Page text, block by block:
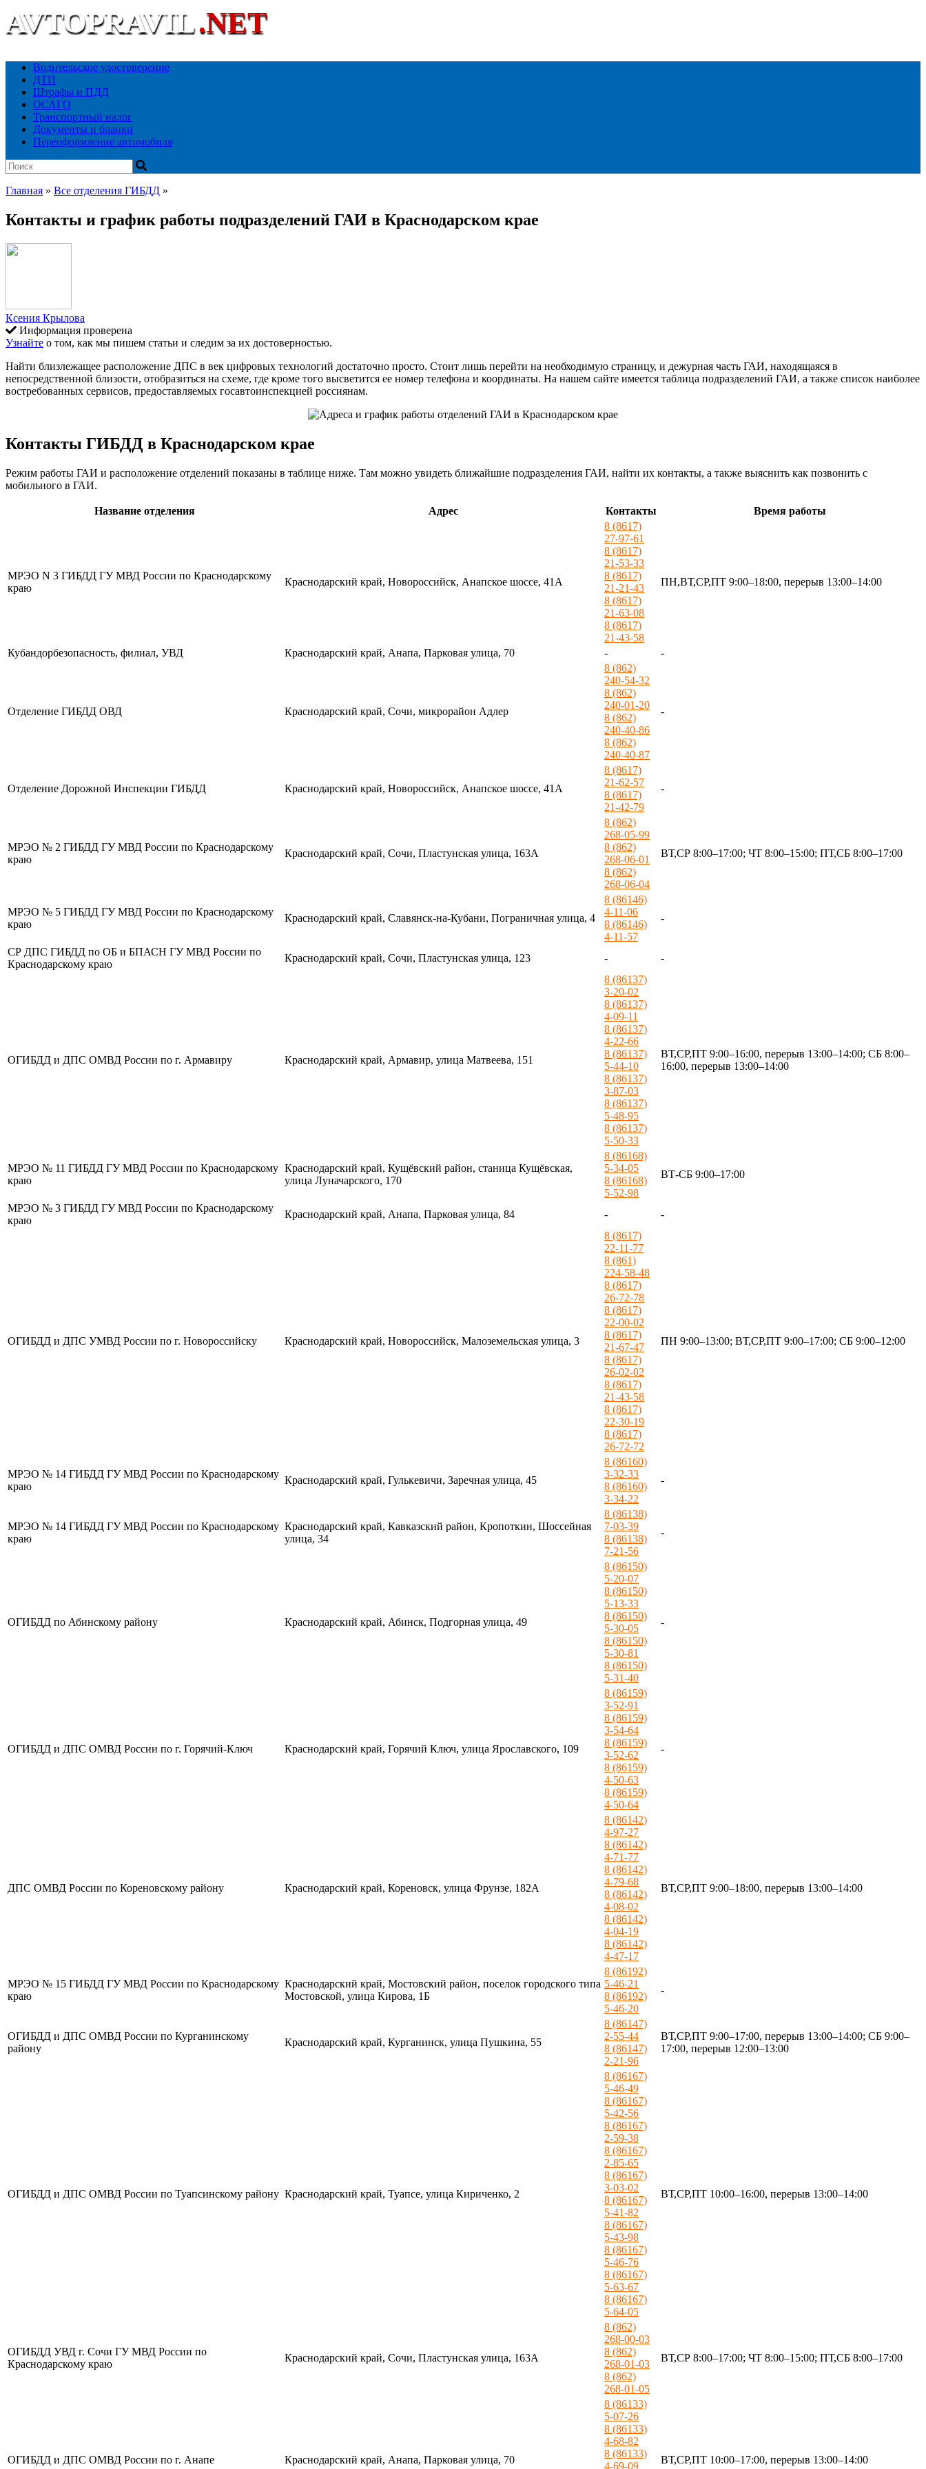
AVTOPRAVIL.NET
Водительское удостоверение
ДТП
Штрафы и ПДД
ОСАГО
Транспортный налог
Документы и бланки
Переоформление автомобиля
Главная » Все отделения ГИБДД »
Контакты и график работы подразделений ГАИ в Краснодарском крае
Ксения Крылова
Информация проверена
Узнайте о том, как мы пишем статьи и следим за их достоверностью.
Найти близлежащее расположение ДПС в век цифровых технологий достаточно просто. Стоит лишь перейти на необходимую страницу, и дежурная часть ГАИ, находящаяся в
непосредственной близости, отобразиться на схеме, где кроме того высветится ее номер телефона и координаты. На нашем сайте имеется таблица подразделений ГАИ, а также список наиболее
востребованных сервисов, предоставляемых госавтоинспекцией россиянам.
Контакты ГИБДД в Краснодарском крае
Режим работы ГАИ и расположение отделений показаны в таблице ниже. Там можно увидеть ближайшие подразделения ГАИ, найти их контакты, а также выяснить как позвонить с
мобильного в ГАИ.
Название отделения Адрес Контакты Время работы
МРЭО N 3 ГИБДД ГУ МВД России по Краснодарскому
краю
Краснодарский край, Новороссийск, Анапское шоссе, 41А
8 (8617)
27-97-61
8 (8617)
21-53-33
8 (8617)
21-21-43
8 (8617)
21-63-08
8 (8617)
21-43-58
ПН,ВТ,СР,ПТ 9:00–18:00, перерыв 13:00–14:00
Кубандорбезопасность, филиал, УВД Краснодарский край, Анапа, Парковая улица, 70 - -
Отделение ГИБДД ОВД Краснодарский край, Сочи, микрорайон Адлер
8 (862)
240-54-32
8 (862)
240-01-20
8 (862)
240-40-86
8 (862)
240-40-87
-
Отделение Дорожной Инспекции ГИБДД Краснодарский край, Новороссийск, Анапское шоссе, 41А
8 (8617)
21-62-57
8 (8617)
21-42-79
-
МРЭО № 2 ГИБДД ГУ МВД России по Краснодарскому
краю
Краснодарский край, Сочи, Пластунская улица, 163А
8 (862)
268-05-99
8 (862)
268-06-01
8 (862)
268-06-04
ВТ,СР 8:00–17:00; ЧТ 8:00–15:00; ПТ,СБ 8:00–17:00
МРЭО № 5 ГИБДД ГУ МВД России по Краснодарскому
краю
Краснодарский край, Славянск-на-Кубани, Пограничная улица, 4
8 (86146)
4-11-06
8 (86146)
4-11-57
-
СР ДПС ГИБДД по ОБ и БПАСН ГУ МВД России по
Краснодарскому краю
Краснодарский край, Сочи, Пластунская улица, 123 - -
ОГИБДД и ДПС ОМВД России по г. Армавиру Краснодарский край, Армавир, улица Матвеева, 151
8 (86137)
3-20-02
8 (86137)
4-09-11
8 (86137)
4-22-66
8 (86137)
5-44-10
8 (86137)
3-87-03
8 (86137)
5-48-95
8 (86137)
5-50-33
ВТ,СР,ПТ 9:00–16:00, перерыв 13:00–14:00; СБ 8:00–
16:00, перерыв 13:00–14:00
МРЭО № 11 ГИБДД ГУ МВД России по Краснодарскому
краю
Краснодарский край, Кущёвский район, станица Кущёвская,
улица Луначарского, 170
8 (86168)
5-34-05
8 (86168)
5-52-98
ВТ-СБ 9:00–17:00
МРЭО № 3 ГИБДД ГУ МВД России по Краснодарскому
краю
Краснодарский край, Анапа, Парковая улица, 84 - -
ОГИБДД и ДПС УМВД России по г. Новороссийску Краснодарский край, Новороссийск, Малоземельская улица, 3
8 (8617)
22-11-77
8 (861)
224-58-48
8 (8617)
26-72-78
8 (8617)
22-00-02
8 (8617)
21-67-47
8 (8617)
26-02-02
8 (8617)
21-43-58
8 (8617)
22-30-19
8 (8617)
26-72-72
ПН 9:00–13:00; ВТ,СР,ПТ 9:00–17:00; СБ 9:00–12:00
МРЭО № 14 ГИБДД ГУ МВД России по Краснодарскому
краю
Краснодарский край, Гулькевичи, Заречная улица, 45
8 (86160)
3-32-33
8 (86160)
3-34-22
-
МРЭО № 14 ГИБДД ГУ МВД России по Краснодарскому
краю
Краснодарский край, Кавказский район, Кропоткин, Шоссейная
улица, 34
8 (86138)
7-03-39
8 (86138)
7-21-56
-
ОГИБДД по Абинскому району Краснодарский край, Абинск, Подгорная улица, 49
8 (86150)
5-20-07
8 (86150)
5-13-33
8 (86150)
5-30-05
8 (86150)
5-30-81
8 (86150)
5-31-40
-
ОГИБДД и ДПС ОМВД России по г. Горячий-Ключ Краснодарский край, Горячий Ключ, улица Ярославского, 109
8 (86159)
3-52-91
8 (86159)
3-54-64
8 (86159)
3-52-62
8 (86159)
4-50-63
8 (86159)
4-50-64
-
ДПС ОМВД России по Кореновскому району Краснодарский край, Кореновск, улица Фрунзе, 182А
8 (86142)
4-97-27
8 (86142)
4-71-77
8 (86142)
4-79-68
8 (86142)
4-08-02
8 (86142)
4-04-19
8 (86142)
4-47-17
ВТ,СР,ПТ 9:00–18:00, перерыв 13:00–14:00
МРЭО № 15 ГИБДД ГУ МВД России по Краснодарскому
краю
Краснодарский край, Мостовский район, поселок городского типа
Мостовской, улица Кирова, 1Б
8 (86192)
5-46-21
8 (86192)
5-46-20
-
ОГИБДД и ДПС ОМВД России по Курганинскому
району
Краснодарский край, Курганинск, улица Пушкина, 55
8 (86147)
2-55-44
8 (86147)
2-21-96
ВТ,СР,ПТ 9:00–17:00, перерыв 13:00–14:00; СБ 9:00–
17:00, перерыв 12:00–13:00
ОГИБДД и ДПС ОМВД России по Туапсинскому району Краснодарский край, Туапсе, улица Кириченко, 2
8 (86167)
5-46-49
8 (86167)
5-42-56
8 (86167)
2-59-38
8 (86167)
2-85-65
8 (86167)
3-03-02
8 (86167)
5-41-82
8 (86167)
5-43-98
8 (86167)
5-46-76
8 (86167)
5-63-67
8 (86167)
5-64-05
ВТ,СР,ПТ 10:00–16:00, перерыв 13:00–14:00
ОГИБДД УВД г. Сочи ГУ МВД России по
Краснодарскому краю
Краснодарский край, Сочи, Пластунская улица, 163А
8 (862)
268-00-03
8 (862)
268-01-03
8 (862)
268-01-05
ВТ,СР 8:00–17:00; ЧТ 8:00–15:00; ПТ,СБ 8:00–17:00
ОГИБДД и ДПС ОМВД России по г. Анапе Краснодарский край, Анапа, Парковая улица, 70
8 (86133)
5-07-26
8 (86133)
4-68-82
8 (86133)
4-69-09
ВТ,СР,ПТ 10:00–17:00, перерыв 13:00–14:00